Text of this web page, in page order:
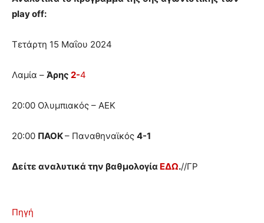
play off:
Τετάρτη 15 Μαΐου 2024
Λαμία – Άρης 2-4
20:00 Ολυμπιακός – ΑΕΚ
20:00 ΠΑΟΚ– Παναθηναϊκός 4-1
Δείτε αναλυτικά την βαθμολογία ΕΔΩ.//ΓΡ
Πηγή